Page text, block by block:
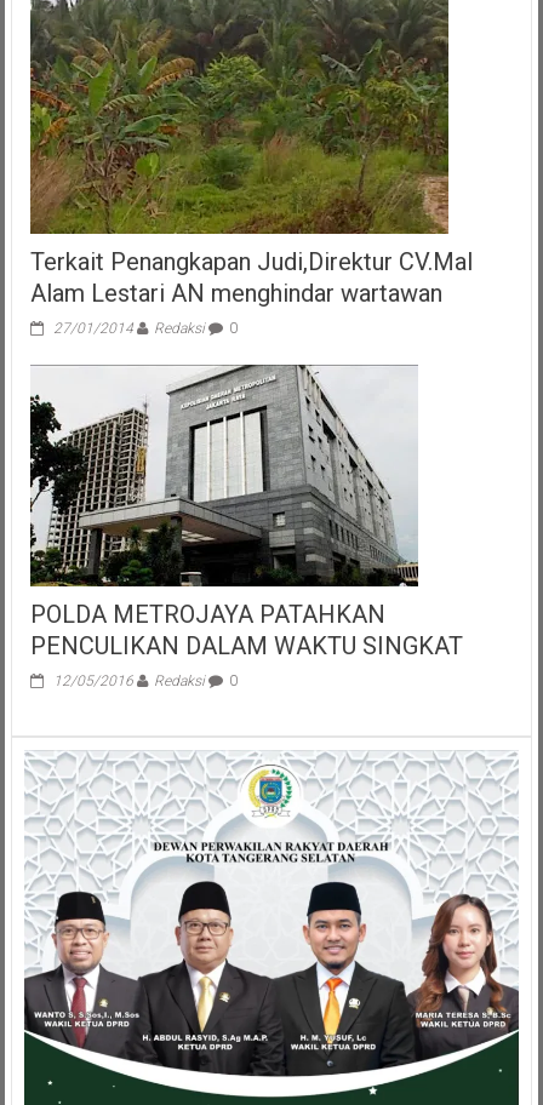
Terkait Penangkapan Judi,Direktur CV.Mal
Alam Lestari AN menghindar wartawan
27/01/2014 Redaksi 0
POLDA METROJAYA PATAHKAN
PENCULIKAN DALAM WAKTU SINGKAT
12/05/2016 Redaksi 0